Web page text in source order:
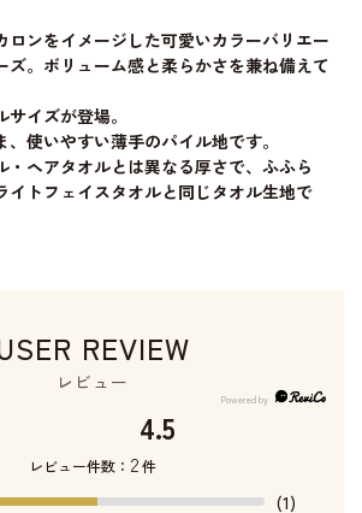
ロンをイメージした可愛いカラーバリエー
ズ。ボリューム感と柔らかさを兼ね備えて
イズが登場。
使いやすい薄手のパイル地です。
ヘアタオルとは異なる厚さで、ふふら
イトフェイスタオルと同じタオル生地で
REVIEW
レビュー
4.5
レビュー件数： 2件
(1)